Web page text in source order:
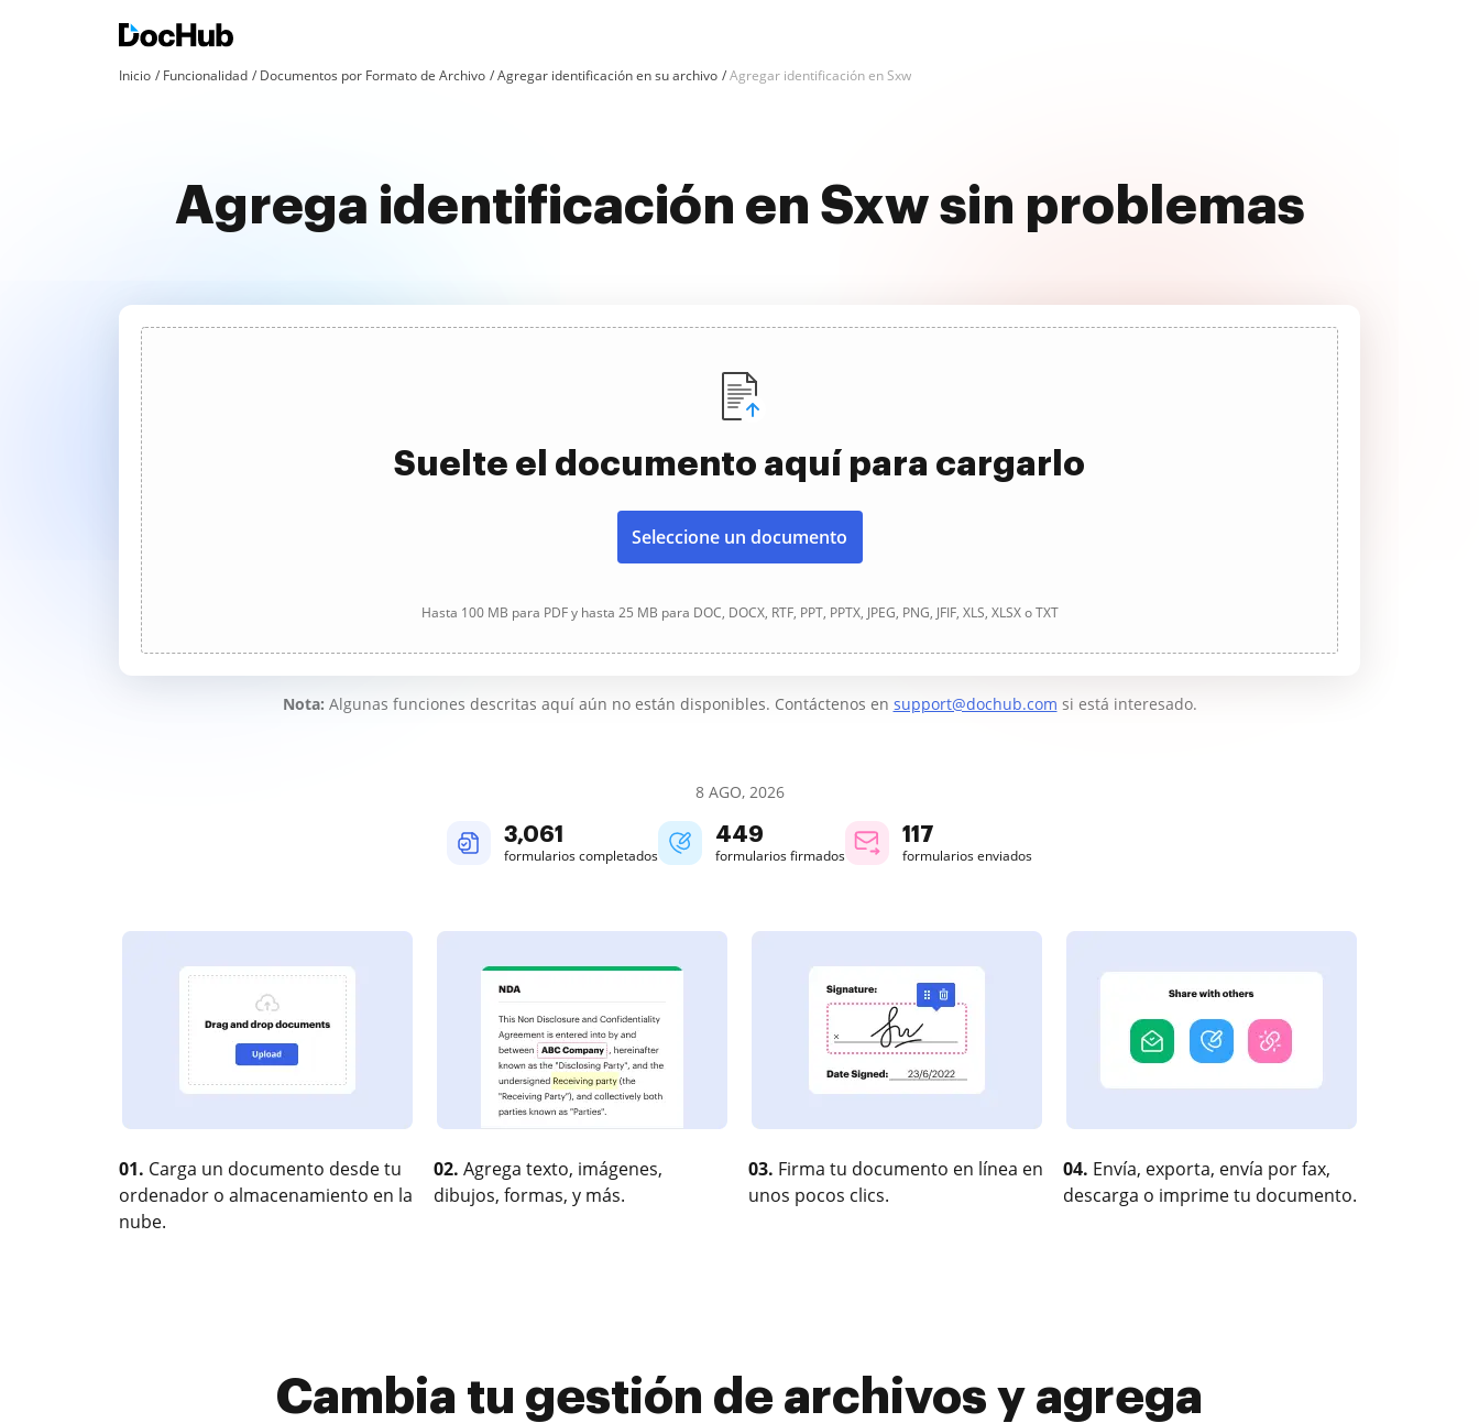
Inicio Funcionalidad Documentos por Formato de Archivo Agregar identificación en su archivo Agregar identificación en Sxw
Agrega identificación en Sxw sin problemas
Suelte el documento aquí para cargarlo
Seleccione un documento
Hasta 100 MB para PDF y hasta 25 MB para DOC, DOCX, RTF, PPT, PPTX, JPEG, PNG, JFIF, XLS, XLSX o TXT
Nota: Algunas funciones descritas aquí aún no están disponibles. Contáctenos en support@dochub.com si está interesado.
8 AGO, 2026
3,061
formularios completados
449
formularios firmados
117
formularios enviados
01. Carga un documento desde tu
ordenador o almacenamiento en la
nube.
02. Agrega texto, imágenes,
dibujos, formas, y más.
03. Firma tu documento en línea en
unos pocos clics.
04. Envía, exporta, envía por fax,
descarga o imprime tu documento.
Cambia tu gestión de archivos y agrega